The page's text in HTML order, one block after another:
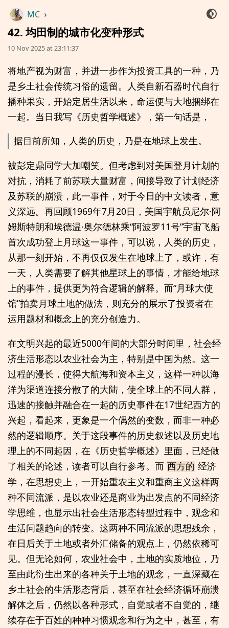
MC ›
42. 均田制的城市化变种形式
10 Nov 2025 at 23:11:37
将地产视为财富，并进一步作为投资工具的一种，乃
是乡土社会传统习俗的遗留。人类自新石器时代自行
播种果实，开始定居生活以来，命运便与大地捆绑在
一起。当日我写《历史哲学概述》，第一句话是，
据目前所知，人类的历史，乃是在地球上发生。
被彭定鼎同学大加嘲笑。但考虑到对美国登月计划的
对抗，消耗了前苏联大量财富，间接导致了计划经济
及苏联的崩溃，此一事件，对于今日的中文读者，意
义深远。再回顾1969年7月20日，美国宇航员尼尔·阿
姆斯特朗和埃德温·奥尔德林乘“阿波罗11号”宇宙飞船
首次成功登上月球这一事件，可以说，人类的历史，
从那一刻开始，不再仅仅发生在地球上了，或许，有
一天，人类需要了解其他星球上的事情，才能给地球
上的事件，提供更为符合逻辑的解释。而“月球大使
馆”拍卖月球土地的做法，则充分的展示了投资者在
运用题材和概念上的充分创造力。
在文明兴起的最近5000年间的大部分时间里，社会经
济生活形态以农业社会为主，特别是中国为然。这一
过程的漫长，使得大航海和资本主义，这样一种以海
洋为渠道连接分散了的大陆，使全球上的不同人群，
迅速的接触并融合在一起的历史事件在17世纪西方的
兴起，看起来，更象是一个偶然的变数，而非一种必
然的逻辑顺序。关于这段事件的历史叙述以及历史地
理上的不同起因，在《历史哲学概述》里面，已经做
了相关的论述，读者可以自行参考。而 西方的 经济
学，在思想史上，一开始重农主义和重商主义这样两
种不同流派，是以农业还是商业为出发点的不同经济
学思维，也显示出社会生活形态转型过程中，观念和
生活问题趋向的转变。这两种不同流派的思想残余，
在日后关于土地或者外汇储备的观点上，仍然依稀可
见。但无论如何，农业社会中，土地的实质地位，乃
至由此衍生出来的各种关于土地的观念，一直深藏在
乡土社会的生活形态背后，甚至在社会经济循环崩溃
解体之后，仍然以各种形式，自觉或者不自觉的，继
续存在于百姓的种种习惯观念和行为之中，甚至，有